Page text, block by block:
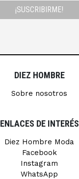
¡SUSCRIBIRME!
DIEZ HOMBRE
Sobre nosotros
ENLACES DE INTERÉS
Diez Hombre Moda
Facebook
Instagram
WhatsApp